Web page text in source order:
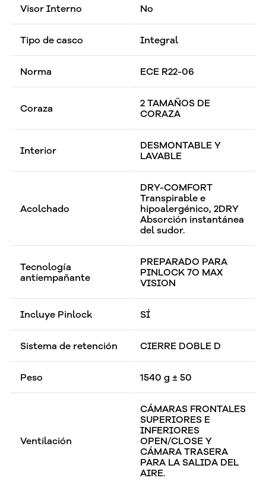
Visor Interno No
Tipo de casco Integral
Norma ECE R22-06
Coraza
2 TAMAÑOS DE
CORAZA
Interior
DESMONTABLE Y
LAVABLE
Acolchado
DRY-COMFORT
Transpirable e
hipoalergénico, 2DRY
Absorción instantánea
del sudor.
Tecnología
antiempañante
PREPARADO PARA
PINLOCK 7O MAX
VISION
Incluye Pinlock SÍ
Sistema de retención CIERRE DOBLE D
Peso 1540 g ± 50
Ventilación
CÁMARAS FRONTALES
SUPERIORES E
INFERIORES
OPEN/CLOSE Y
CÁMARA TRASERA
PARA LA SALIDA DEL
AIRE.